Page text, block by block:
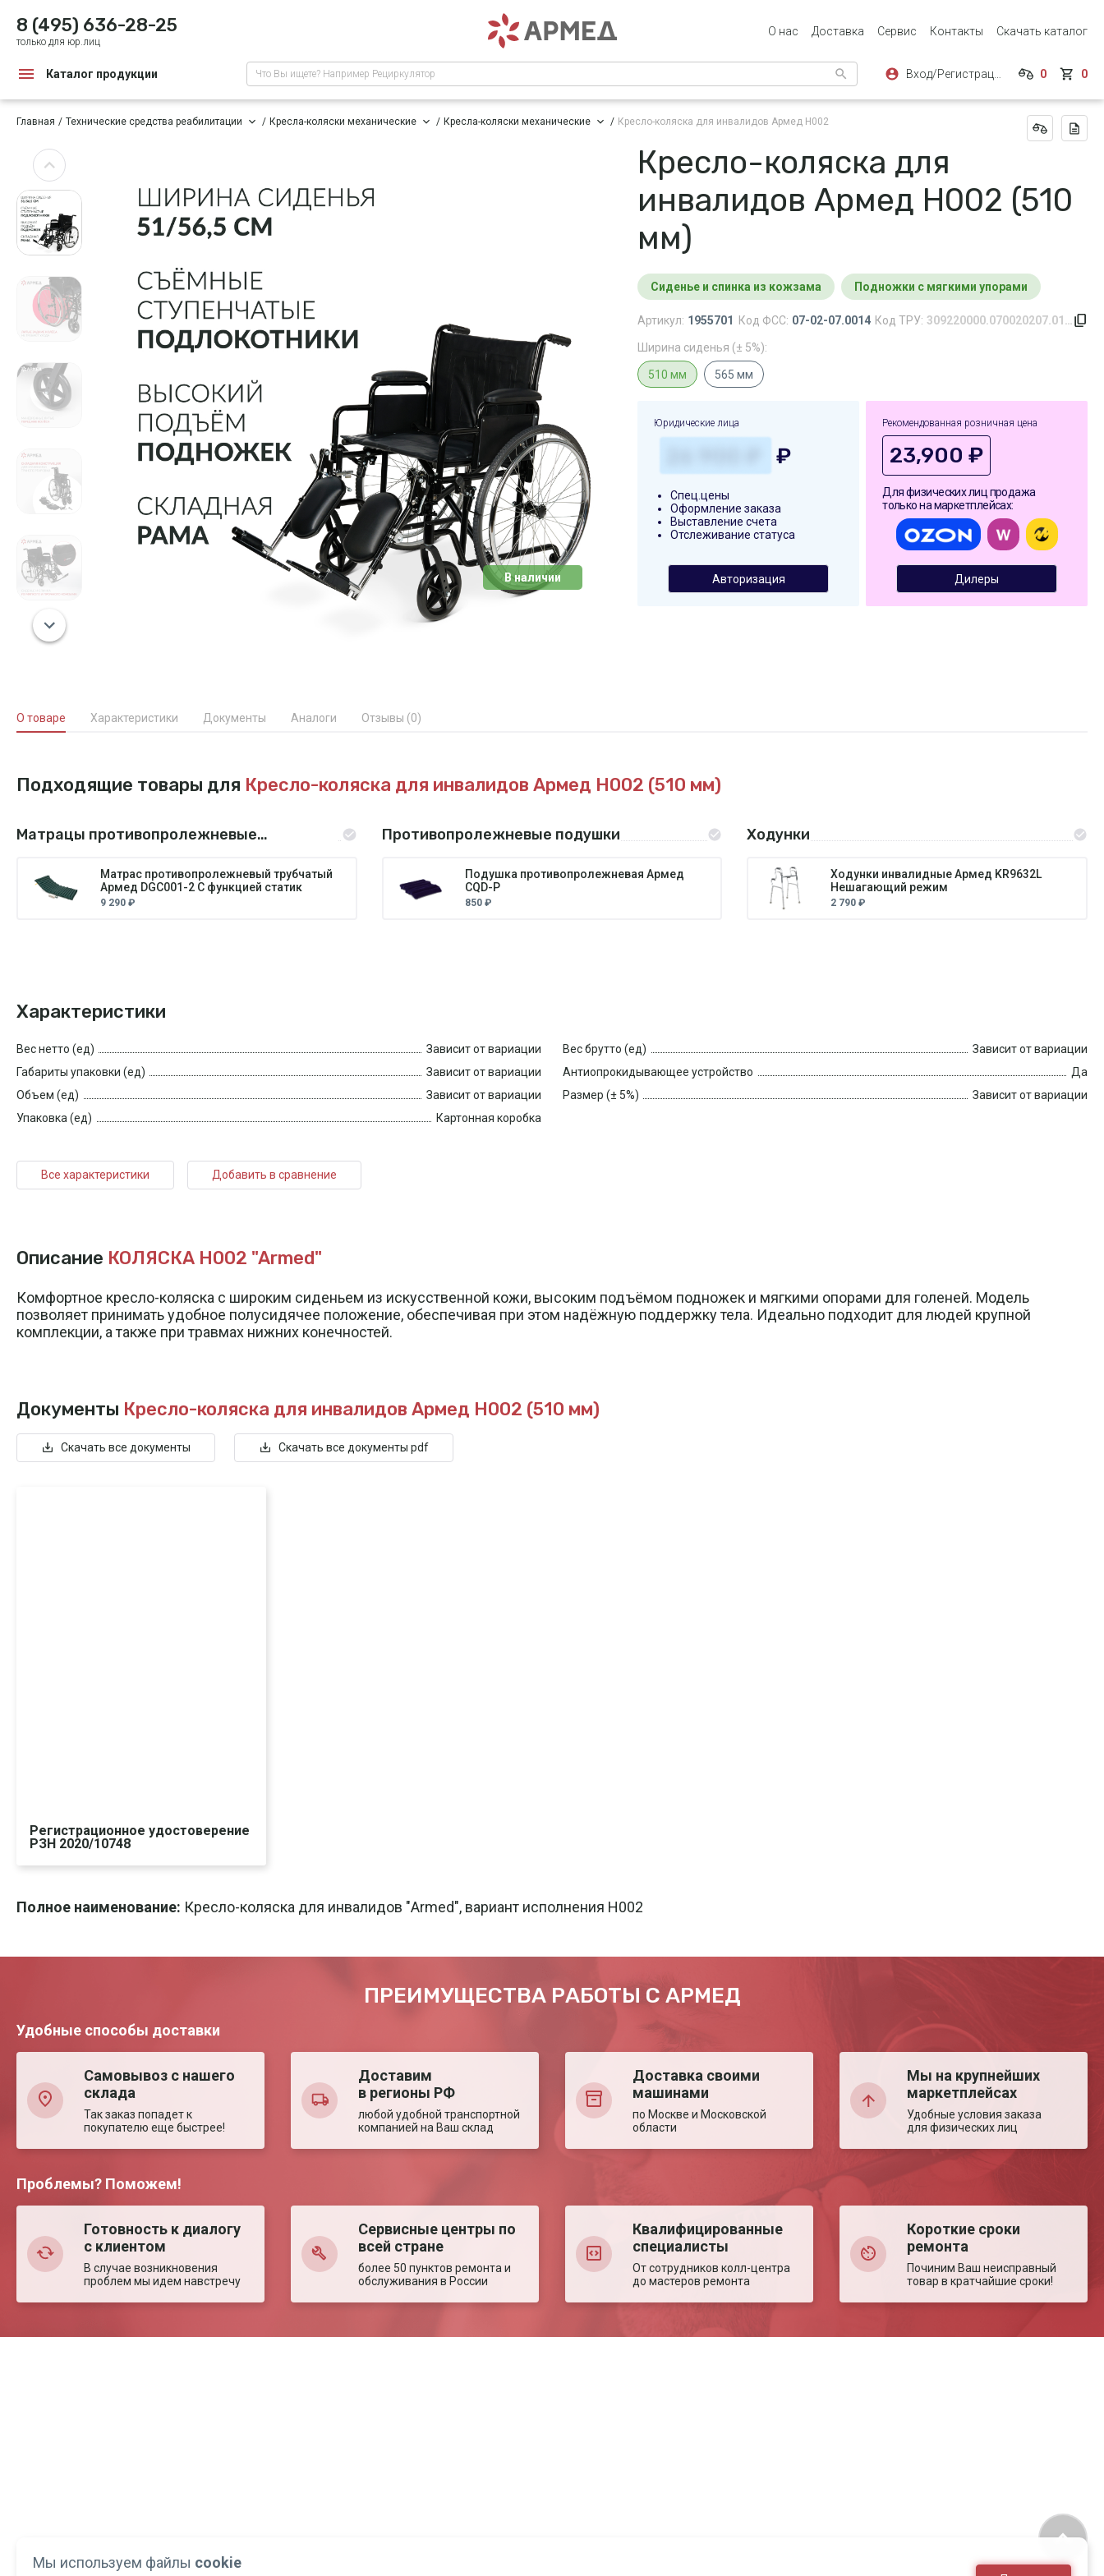
8 (495) 636-28-25
только для юр.лиц
О нас Доставка Сервис Контакты Скачать каталог
Каталог продукции Что Вы ищете? Например Рециркулятор 0 0
Главная Технические средства реабилитации Кресла-коляски механические Кресла-коляски механические Кресло-коляска для инвалидов Армед H002
В наличии
Кресло-коляска для
инвалидов Армед H002 (510
мм)
сиденье и спинка из кожзама подножки с мягкими упорами
Артикул: 1955701 Код ФСС: 07-02-07.0014 Код ТРУ:
Ширина сиденья (± 5%):
510 мм 565 мм
Юридические лица
₽
Спец.цены
Оформление заказа
Выставление счета
Отслеживание статуса
Авторизация
Рекомендованная розничная цена
23,900 ₽
Для физических лиц продажа
только на маркетплейсах:
Дилеры
О товаре Характеристики Документы Аналоги Отзывы (0)
Подходящие товары для Кресло-коляска для инвалидов Армед H002 (510 мм)
Матрацы противопролежневые
Матрас противопролежневый трубчатый
Армед DGC001-2 С функцией статик
9 290 ₽
Противопролежневые подушки
Подушка противопролежневая Армед
CQD-P
850 ₽
Ходунки
Ходунки инвалидные Армед KR9632L
Нешагающий режим
2 790 ₽
Характеристики
Вес нетто (ед)
Зависит от вариации
Габариты упаковки (ед)
Зависит от вариации
Объем (ед)
Зависит от вариации
Упаковка (ед)
Картонная коробка
Вес брутто (ед)
Зависит от вариации
Антиопрокидывающее устройство
Да
Размер (± 5%)
Зависит от вариации
Все характеристики Добавить в сравнение
Описание КОЛЯСКА H002 "Armed"
Комфортное кресло-коляска с широким сиденьем из искусственной кожи, высоким подъёмом подножек и мягкими опорами для голеней. Модель
позволяет принимать удобное полусидячее положение, обеспечивая при этом надёжную поддержку тела. Идеально подходит для людей крупной
комплекции, а также при травмах нижних конечностей.
Документы Кресло-коляска для инвалидов Армед H002 (510 мм)
Скачать все документы Скачать все документы pdf
Регистрационное удостоверение
РЗН 2020/10748
Полное наименование: Кресло-коляска для инвалидов "Armed", вариант исполнения H002
ПРЕИМУЩЕСТВА РАБОТЫ С АРМЕД
Удобные способы доставки
Самовывоз с нашего
склада
Так заказ попадет к
покупателю еще быстрее!
Доставим
в регионы РФ
любой удобной транспортной
компанией на Ваш склад
Доставка своими
машинами
по Москве и Московской
области
Мы на крупнейших
маркетплейсах
Удобные условия заказа
для физических лиц
Проблемы? Поможем!
Готовность к диалогу
с клиентом
В случае возникновения
проблем мы идем навстречу
Сервисные центры по
всей стране
более 50 пунктов ремонта и
обслуживания в России
Квалифицированные
специалисты
От сотрудников колл-центра
до мастеров ремонта
Короткие сроки
ремонта
Починим Ваш неисправный
товар в кратчайшие сроки!
Мы используем файлы cookie